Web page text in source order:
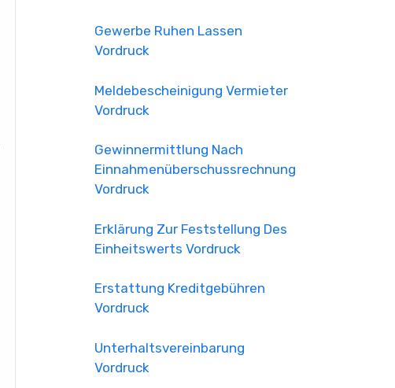
Gewerbe Ruhen Lassen
Vordruck
Meldebescheinigung Vermieter
Vordruck
Gewinnermittlung Nach
Einnahmenüberschussrechnung
Vordruck
Erklärung Zur Feststellung Des
Einheitswerts Vordruck
Erstattung Kreditgebühren
Vordruck
Unterhaltsvereinbarung
Vordruck